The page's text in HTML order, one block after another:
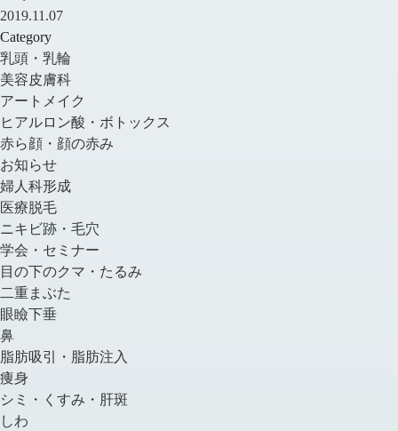
2019.11.07
Category
乳頭・乳輪
美容皮膚科
アートメイク
ヒアルロン酸・ボトックス
赤ら顔・顔の赤み
お知らせ
婦人科形成
医療脱毛
ニキビ跡・毛穴
学会・セミナー
目の下のクマ・たるみ
二重まぶた
眼瞼下垂
鼻
脂肪吸引・脂肪注入
痩身
シミ・くすみ・肝斑
しわ